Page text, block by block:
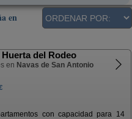
en
del Rodeo
en Navas de San Antonio
con capacidad para 14